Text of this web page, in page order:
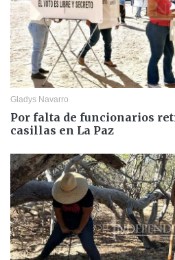
Gladys Navarro
Por falta de funcionarios
casillas en La Paz